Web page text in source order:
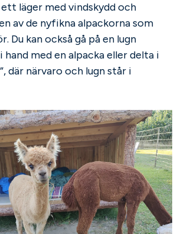
läger med vindskydd och
av de nyfikna alpackorna som
Du kan också gå på en lugn
hand med en alpacka eller delta i
där närvaro och lugn står i